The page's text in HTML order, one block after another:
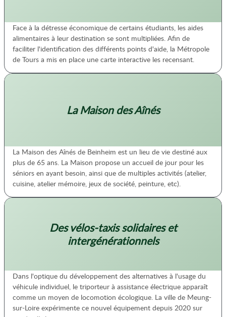
Face à la détresse économique de certains étudiants, les aides
alimentaires à leur destination se sont multipliées. Afin de
faciliter l'identification des différents points d'aide, la Métropole
de Tours a mis en place une carte interactive les recensant.
La Maison des Aînés
La Maison des Aînés de Beinheim est un lieu de vie destiné aux
plus de 65 ans. La Maison propose un accueil de jour pour les
séniors en ayant besoin, ainsi que de multiples activités (atelier,
cuisine, atelier mémoire, jeux de société, peinture, etc).
Des vélos-taxis solidaires et
intergénérationnels
Dans l'optique du développement des alternatives à l'usage du
véhicule individuel, le triporteur à assistance électrique apparaît
comme un moyen de locomotion écologique. La ville de Meung-
sur-Loire expérimente ce nouvel équipement depuis 2020 sur